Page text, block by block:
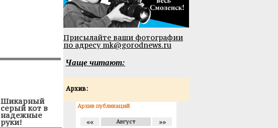
Шикарный
серый кот в
надежные
руки!
Присылайте ваши фотографии
по адресу mk@gorodnews.ru
Чаще читают:
Архив:
Архив публикаций
«« Август »»